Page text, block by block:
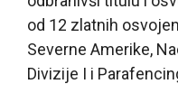
od 12 zlatnih
Severne Amerike,
Divizije I i